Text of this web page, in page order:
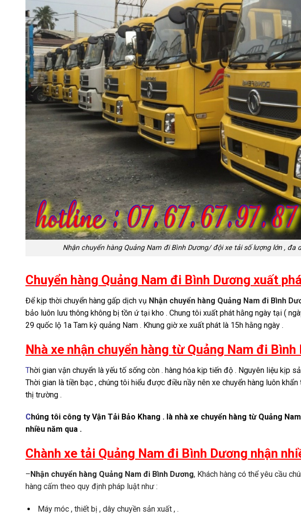
Nhận chuyển hàng Quảng Nam đi Bình Dương/ đội xe tải số lượng lớn , đa
Chuyển hàng Quảng Nam đi Bình Dương xuất
Để kịp thời chuyển hàng gấp dịch vụ Nhận chuyển hàng Quảng Nam đi Bình
bảo luôn lưu thông không bị tồn ứ tại kho . Chung tôi xuất phát hằng ngày tại (
29 quốc lộ 1a Tam kỳ quảng Nam . Khung giờ xe xuất phát là 15h hằng ngày .
Nhà xe nhận chuyển hàng từ Quảng Nam đi
Thời gian vận chuyển là yếu tố sống còn . hàng hóa kịp tiến độ . Nguyên liệu kịp
Thời gian là tiền bạc , chúng tôi hiểu được điều nầy nên xe chuyển hàng luôn
thị trường .
Chúng tôi công ty Vận Tải Bảo Khang . là nhà xe chuyển hàng từ Quảng
nhiều năm qua .
Chành xe tải Quảng Nam đi Bình Dương nhận
–Nhận chuyển hàng Quảng Nam đi Bình Dương, Khách hàng có thể yêu cầu
hàng cấm theo quy định pháp luật như :
Máy móc , thiết bị , dây chuyền sản xuất , .